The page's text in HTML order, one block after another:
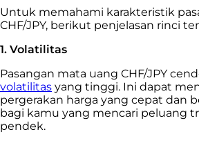
Untuk memahami karakteristik
CHF/JPY, berikut penjelasan rinci
1. Volatilitas
Pasangan mata uang CHF/JPY
volatilitas yang tinggi. Ini dapat
pergerakan harga yang cepat dan
bagi kamu yang mencari peluang
pendek.